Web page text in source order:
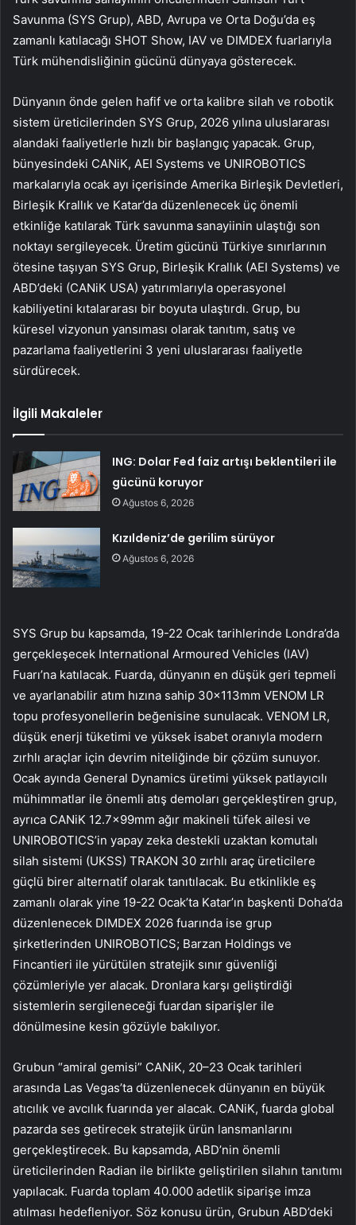
Savunma (SYS Grup), ABD, Avrupa ve Orta Doğu’da eş
zamanlı katılacağı SHOT Show, IAV ve DIMDEX fuarlarıyla
Türk mühendisliğinin gücünü dünyaya gösterecek.
Dünyanın önde gelen hafif ve orta kalibre silah ve robotik
sistem üreticilerinden SYS Grup, 2026 yılına uluslararası
alandaki faaliyetlerle hızlı bir başlangıç yapacak. Grup,
bünyesindeki CANiK, AEI Systems ve UNIROBOTICS
markalarıyla ocak ayı içerisinde Amerika Birleşik Devletleri,
Birleşik Krallık ve Katar’da düzenlenecek üç önemli
etkinliğe katılarak Türk savunma sanayiinin ulaştığı son
noktayı sergileyecek. Üretim gücünü Türkiye sınırlarının
ötesine taşıyan SYS Grup, Birleşik Krallık (AEI Systems) ve
ABD’deki (CANiK USA) yatırımlarıyla operasyonel
kabiliyetini kıtalararası bir boyuta ulaştırdı. Grup, bu
küresel vizyonun yansıması olarak tanıtım, satış ve
pazarlama faaliyetlerini 3 yeni uluslararası faaliyetle
sürdürecek.
İlgili Makaleler
ING: Dolar Fed faiz artışı beklentileri ile
gücünü koruyor
Ağustos 6, 2026
Kızıldeniz’de gerilim sürüyor
Ağustos 6, 2026
SYS Grup bu kapsamda, 19-22 Ocak tarihlerinde Londra’da
gerçekleşecek International Armoured Vehicles (IAV)
Fuarı’na katılacak. Fuarda, dünyanın en düşük geri tepmeli
ve ayarlanabilir atım hızına sahip 30x113mm VENOM LR
topu profesyonellerin beğenisine sunulacak. VENOM LR,
düşük enerji tüketimi ve yüksek isabet oranıyla modern
zırhlı araçlar için devrim niteliğinde bir çözüm sunuyor.
Ocak ayında General Dynamics üretimi yüksek patlayıcılı
mühimmatlar ile önemli atış demoları gerçekleştiren grup,
ayrıca CANiK 12.7x99mm ağır makineli tüfek ailesi ve
UNIROBOTICS’in yapay zeka destekli uzaktan komutalı
silah sistemi (UKSS) TRAKON 30 zırhlı araç üreticilere
güçlü birer alternatif olarak tanıtılacak. Bu etkinlikle eş
zamanlı olarak yine 19-22 Ocak’ta Katar’ın başkenti Doha’da
düzenlenecek DIMDEX 2026 fuarında ise grup
şirketlerinden UNIROBOTICS; Barzan Holdings ve
Fincantieri ile yürütülen stratejik sınır güvenliği
çözümleriyle yer alacak. Dronlara karşı geliştirdiği
sistemlerin sergileneceği fuardan siparişler ile
dönülmesine kesin gözüyle bakılıyor.
Grubun “amiral gemisi” CANiK, 20–23 Ocak tarihleri
arasında Las Vegas’ta düzenlenecek dünyanın en büyük
atıcılık ve avcılık fuarında yer alacak. CANiK, fuarda global
pazarda ses getirecek stratejik ürün lansmanlarını
gerçekleştirecek. Bu kapsamda, ABD’nin önemli
üreticilerinden Radian ile birlikte geliştirilen silahın tanıtımı
yapılacak. Fuarda toplam 40.000 adetlik siparişe imza
atılması hedefleniyor. Söz konusu ürün, Grubun ABD’deki